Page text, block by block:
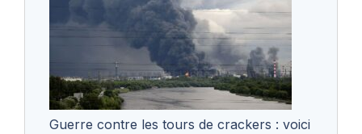
Guerre contre les tours de crackers : voici